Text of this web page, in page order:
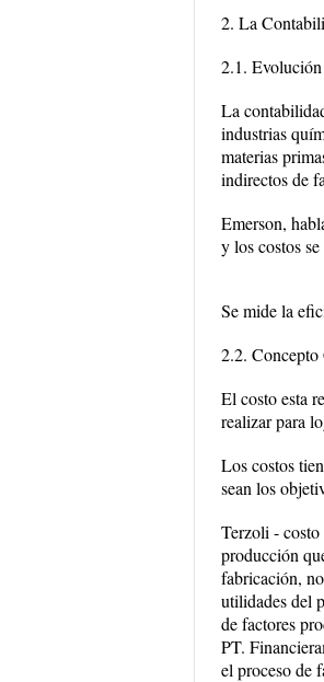
2. La
2.1.
La
industrias
materias
indirectos de
Emerson,
y los costos
Se mide la
2.2.
El costo esta
realizar para
Los costos
sean los
Terzoli - costo
producción
fabricación,
utilidades del
de factores
PT.
el proceso de